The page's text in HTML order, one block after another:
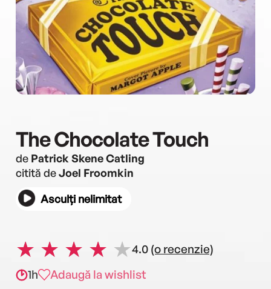
The Chocolate Touch
de Patrick Skene Catling
citită deJoel Froomkin
Asculți nelimitat
4.0 (o recenzie)
1h
Adaugă la wishlist